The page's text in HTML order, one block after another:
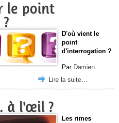
le point
D'où vient le
point
d'interrogation ?
Par Damien
Lire la suite…
à l'œil ?
Les rimes